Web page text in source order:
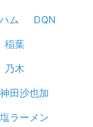
ム
DQN
稲葉
乃木
神田沙也加
塩ラーメン